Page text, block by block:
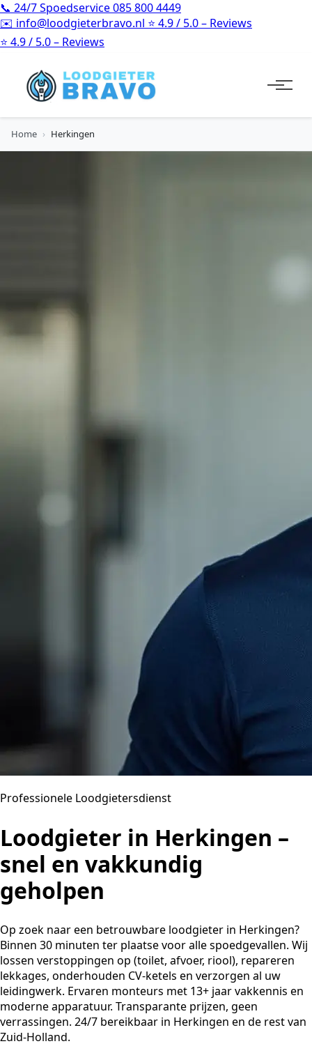
📞 24/7 Spoedservice085 800 4449
✉️ info@loodgieterbravo.nl ⭐ 4.9 / 5.0 – Reviews
⭐ 4.9 / 5.0 – Reviews
Home › Herkingen
Professionele Loodgietersdienst
Loodgieter in Herkingen –
snel en vakkundig
geholpen
Op zoek naar een betrouwbare loodgieter in Herkingen?
Binnen 30 minuten ter plaatse voor alle spoedgevallen. Wij
lossen verstoppingen op (toilet, afvoer, riool), repareren
lekkages, onderhouden CV-ketels en verzorgen al uw
leidingwerk. Ervaren monteurs met 13+ jaar vakkennis en
moderne apparatuur. Transparante prijzen, geen
verrassingen. 24/7 bereikbaar in Herkingen en de rest van
Zuid-Holland.